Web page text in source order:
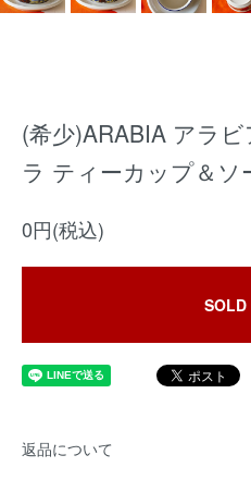
(希少)ARABIA アラ
ラ ティーカップ＆ソ
0円(税込)
SOLD
返品について